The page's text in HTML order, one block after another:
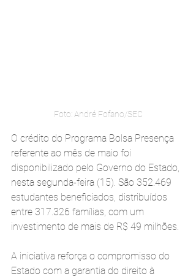
Foto: André Fofano/SEC
O crédito do Programa Bolsa Presença
referente ao mês de maio foi
disponibilizado pelo Governo do Estado,
nesta segunda-feira (15). São 352.469
estudantes beneficiados, distribuídos
entre 317.326 famílias, com um
investimento de mais de R$ 49 milhões.
A iniciativa reforça o compromisso do
Estado com a garantia do direito à